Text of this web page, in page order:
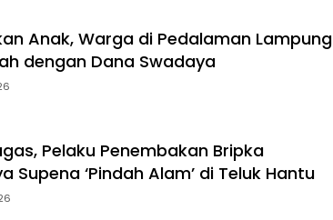
Anak, Warga di Pedalaman Lampung
dengan Dana Swadaya
Pelaku Penembakan Bripka
Supena ‘Pindah Alam’ di Teluk Hantu